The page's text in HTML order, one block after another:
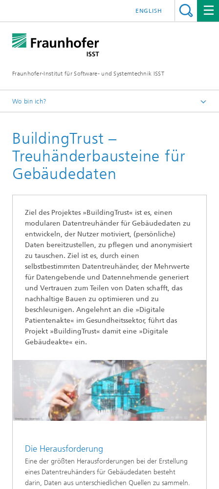
Fraunhofer-Institut für Software- und Systemtechnik ISST
ENGLISH
Wo bin ich?
Abteilungen
Mobility & Smart Cities
BuildingTrust –
Treuhänderbausteine für
Gebäudedaten
Ziel des Projektes »BuildingTrust« ist es, einen
modularen Datentreuhänder für Gebäudedaten zu
entwickeln, der Nutzer motiviert, (persönliche)
Daten bereitzustellen, zu pflegen und anonymisiert
zu tauschen. Ziel ist es, durch einen
selbstbestimmten Datentreuhänder, der Mehrwerte
für Datengebende und Datennehmende generiert
und Vertrauen zum Teilen von Daten schafft, das
nachhaltige Bauen zu optimieren und zu
beschleunigen. Angelehnt an die »Digitale
Patientenakte« im Gesundheitssektor, führt das
Projekt »BuildingTrust« damit eine »Digitale
Gebäudeakte« ein.
Die Herausforderung
Eine der größten Herausforderungen bei der Erstellung
eines Datentreuhänders für Gebäudedaten besteht
darin, Daten aus unterschiedlichen Quellen zu sammeln.